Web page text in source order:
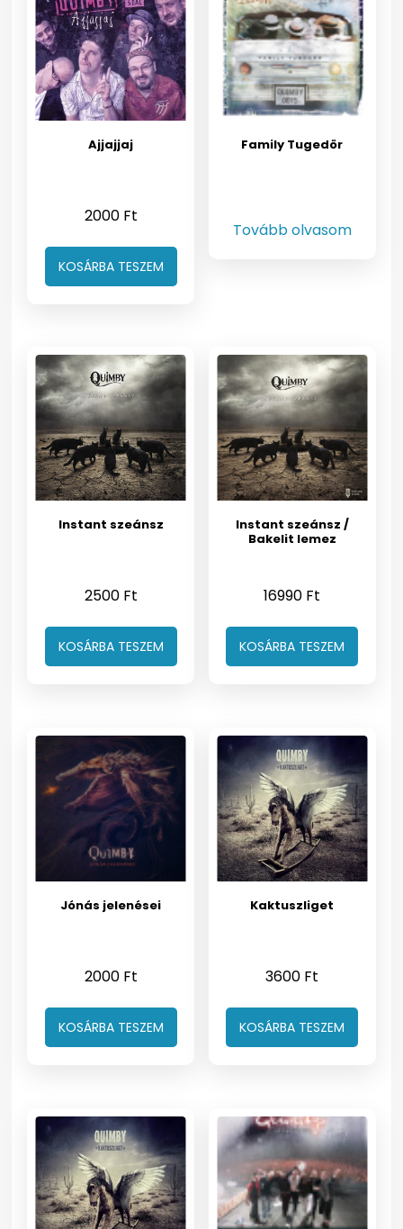
Ajjajjaj
2000 Ft
KOSÁRBA TESZEM
Family Tugedör
Tovább olvasom
Instant szeánsz
2500 Ft
KOSÁRBA TESZEM
Instant szeánsz /
Bakelit lemez
16990 Ft
KOSÁRBA TESZEM
Jónás jelenései
2000 Ft
KOSÁRBA TESZEM
Kaktuszliget
3600 Ft
KOSÁRBA TESZEM